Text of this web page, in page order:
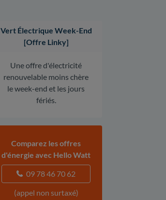
Vert Électrique Week-End
[Offre Linky]
Une offre d'électricité
renouvelable moins chère
le week-end et les jours
fériés.
Comparez les offres
d'énergie avec Hello Watt
09 78 46 70 62
(appel non surtaxé)